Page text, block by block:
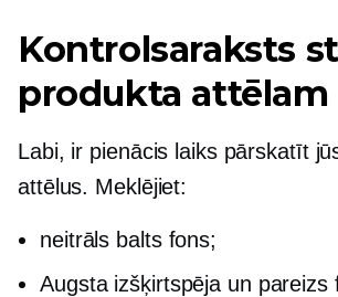
Kontrolsaraksts
produkta attēlam
Labi, ir pienācis laiks pārskatīt
attēlus. Meklējiet:
neitrāls balts fons;
Augsta izšķirtspēja un pareizs